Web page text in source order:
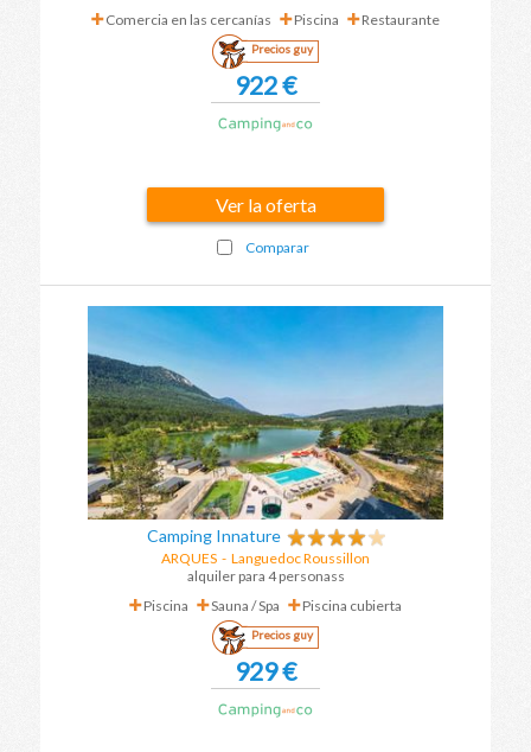
Comercia en las cercanías
Piscina Restaurante
Precios guy
922 €
Ver la oferta
Comparar
Camping Innature
ARQUES - Languedoc Roussillon
alquiler para 4 personass
Piscina
Sauna / Spa Piscina cubierta
Precios guy
929 €